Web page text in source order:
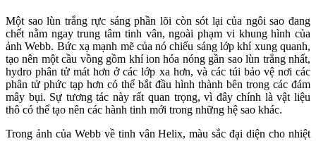
Một sao lùn trắng rực sáng phần lõi còn sót lại của ngôi sao đang
chết nằm ngay trung tâm tinh vân, ngoài phạm vi khung hình của
ảnh Webb. Bức xạ mạnh mẽ của nó chiếu sáng lớp khí xung quanh,
tạo nên một cầu vồng gồm khí ion hóa nóng gần sao lùn trắng nhất,
hydro phân tử mát hơn ở các lớp xa hơn, và các túi bảo vệ nơi các
phân tử phức tạp hơn có thể bắt đầu hình thành bên trong các đám
mây bụi. Sự tương tác này rất quan trọng, vì đây chính là vật liệu
thô có thể tạo nên các hành tinh mới trong những hệ sao khác.
Trong ảnh của Webb về tinh vân Helix, màu sắc đại diện cho nhiệt